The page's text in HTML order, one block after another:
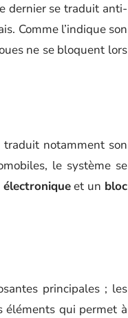
dernier se traduit anti-
Comme l’indique son
ne se bloquent lors
notamment son
le système se
et un bloc
principales ; les
éléments qui permet à